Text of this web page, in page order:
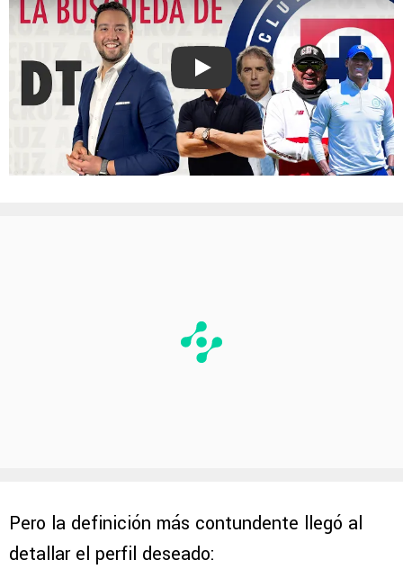
Play
Pero la definición más contundente llegó al
detallar el perfil deseado: